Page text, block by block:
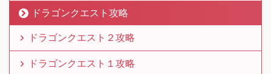
ドラゴンクエスト攻略
ドラゴンクエスト２攻略
ドラゴンクエスト１攻略